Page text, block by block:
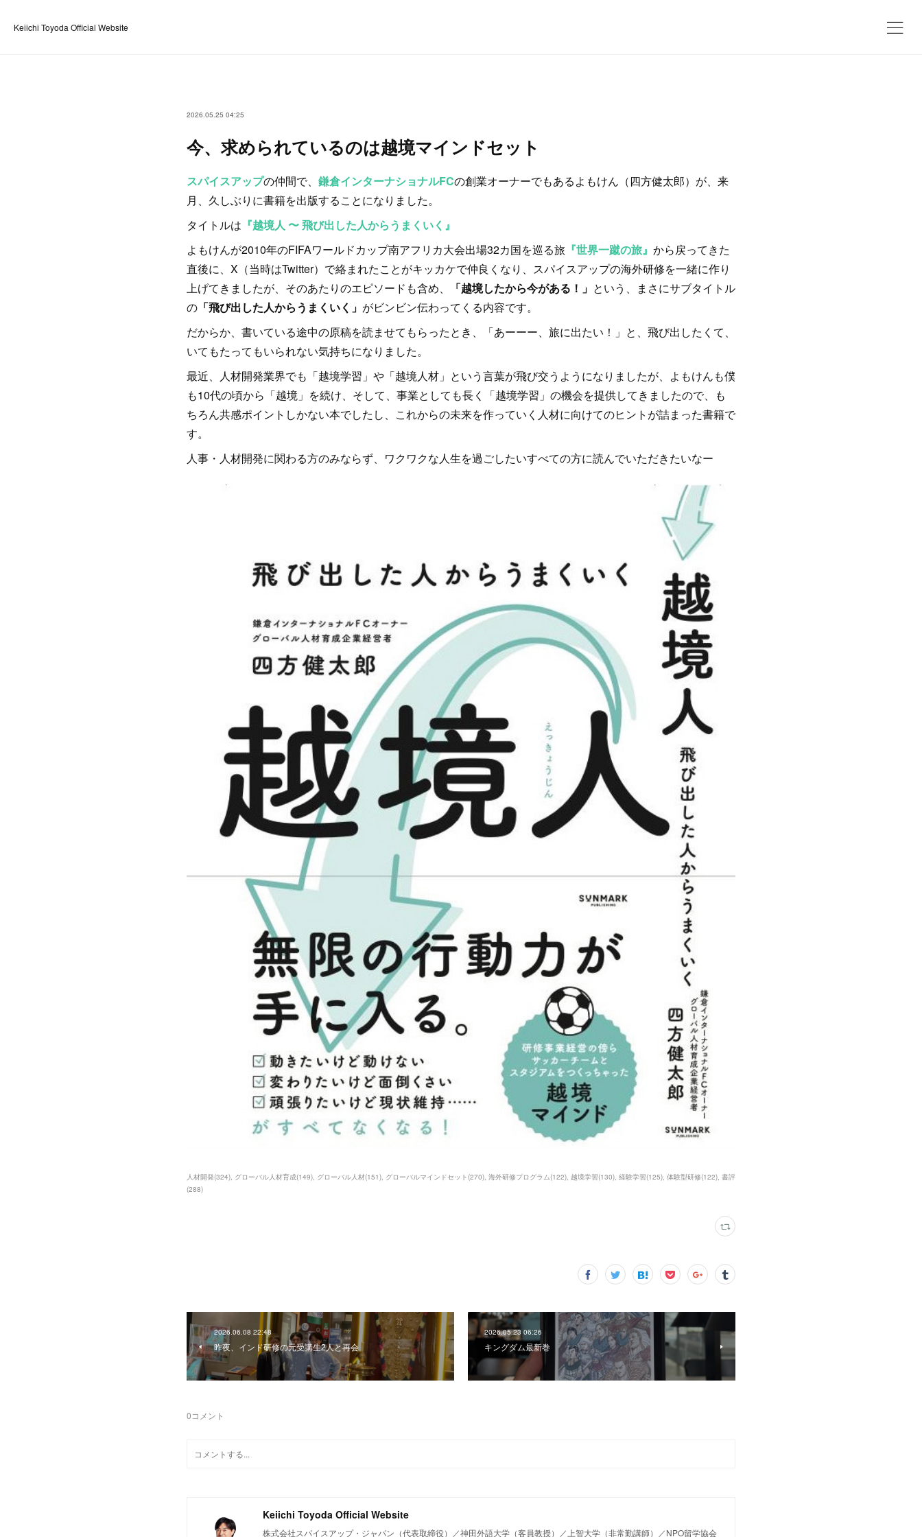
Keiichi Toyoda Official Website
2026.05.25 04:25
今、求められているのは越境マインドセット
スパイスアップの仲間で、 鎌倉インターナショナルFCの創業オーナーでもあるよもけん（四方健太郎）が、来
月、久しぶりに書籍を出版することになりました。
タイトルは 『越境人 〜 飛び出した人からうまくいく』
よもけんが2010年のFIFAワールドカップ南アフリカ大会出場32カ国を巡る旅 『世界一蹴の旅』 から戻ってきた
直後に、X（当時はTwitter）で絡まれたことがキッカケで仲良くなり、スパイスアップの海外研修を一緒に作り
上げてきましたが、そのあたりのエピソードも含め、
「越境したから今がある！」 という、まさにサブタイトル
の 「飛び出した人からうまくいく」 がビンビン伝わってくる内容です。
だからか、書いている途中の原稿を読ませてもらったとき、「あーーー、旅に出たい！」と、飛び出したくて、
いてもたってもいられない気持ちになりました。
最近、人材開発業界でも「越境学習」や「越境人材」という言葉が飛び交うようになりましたが、よもけんも僕
も10代の頃から「越境」を続け、そして、事業としても長く「越境学習」の機会を提供してきましたので、も
ちろん共感ポイントしかない本でしたし、これからの未来を作っていく人材に向けてのヒントが詰まった書籍で
す。
人事・人材開発に関わる方のみならず、ワクワクな人生を過ごしたいすべての方に読んでいただきたいなー
人材開発(324) グローバル人材育成(149) グローバル人材(151) グローバルマインドセット(270) 海外研修プログラム(122) 越境学習(130) 経験学習(125) 体験型研修(122) 書評
(288)
2026.06.08 22:48
昨夜、インド研修の元受講生2人と再会
2026.05.23 06:26
キングダム最新巻
0コメント
Keiichi Toyoda Official Website
株式会社スパイスアップ・ジャパン（代表取締役）／神田外語大学（客員教授）／上智大学（非常勤講師）／NPO留学協会